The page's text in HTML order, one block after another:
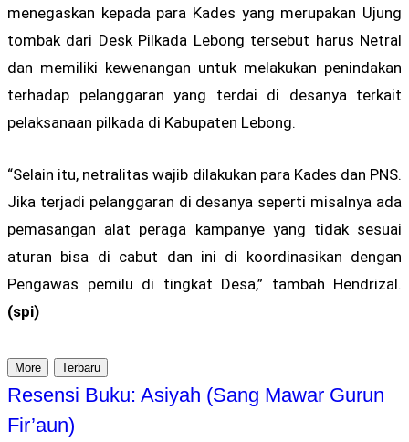
menegaskan kepada para Kades yang merupakan Ujung
tombak dari Desk Pilkada Lebong tersebut harus Netral
dan memiliki kewenangan untuk melakukan penindakan
terhadap pelanggaran yang terdai di desanya terkait
pelaksanaan pilkada di Kabupaten Lebong.
“Selain itu, netralitas wajib dilakukan para Kades dan PNS.
Jika terjadi pelanggaran di desanya seperti misalnya ada
pemasangan alat peraga kampanye yang tidak sesuai
aturan bisa di cabut dan ini di koordinasikan dengan
Pengawas pemilu di tingkat Desa,” tambah Hendrizal.
(spi)
More Terbaru
Resensi Buku: Asiyah (Sang Mawar Gurun
Fir’aun)